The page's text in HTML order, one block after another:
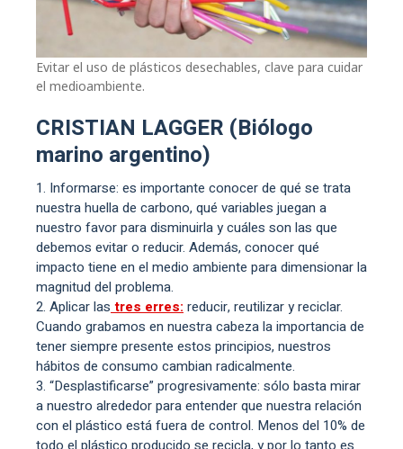
Evitar el uso de plásticos desechables, clave para cuidar
el medioambiente.
CRISTIAN LAGGER (Biólogo
marino argentino)
Informarse: es importante conocer de qué se trata
nuestra huella de carbono, qué variables juegan a
nuestro favor para disminuirla y cuáles son las que
debemos evitar o reducir. Además, conocer qué
impacto tiene en el medio ambiente para dimensionar la
magnitud del problema.
Aplicar las tres erres: reducir, reutilizar y reciclar.
Cuando grabamos en nuestra cabeza la importancia de
tener siempre presente estos principios, nuestros
hábitos de consumo cambian radicalmente.
“Desplastificarse” progresivamente: sólo basta mirar
a nuestro alrededor para entender que nuestra relación
con el plástico está fuera de control. Menos del 10% de